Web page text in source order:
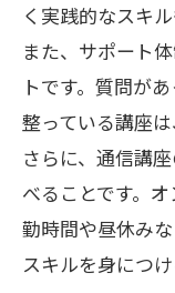
用
家事の
隙間時
通信講
セラピスト
磨こう
セルフ
く実践的なスキ
また、サポート
トです。質問が
整っている講座
さらに、通信講
べることです。
勤時間や昼休み
スキルを身につ